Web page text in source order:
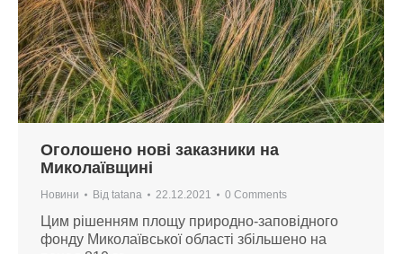
Оголошено нові заказники на
Миколаївщині
Новини Від tatana 22.12.2021 0 Comments
Цим рішенням площу природно-заповідного
фонду Миколаївської області збільшено на